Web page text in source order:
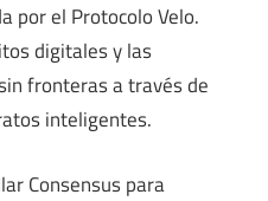
por el Protocolo Velo.
digitales y las
fronteras a través de
inteligentes.
Consensus para